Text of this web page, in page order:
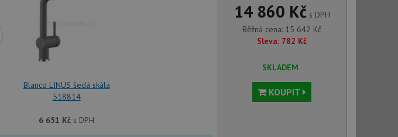
Blanco LINUS šedá skála
518814
6 651 Kč s DPH
14 860 Kčs DPH
Běžná cena: 15 642 Kč
Sleva: 782 Kč
SKLADEM
KOUPIT